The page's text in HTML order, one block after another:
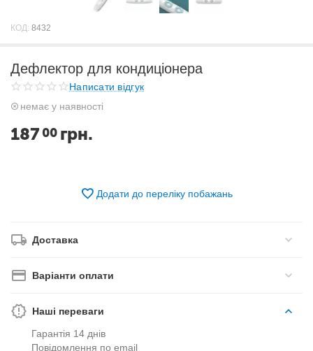
КОД: 8432
Дефлектор для кондиціонера
Написати відгук
немає у наявності
187 00 грн.
Додати до переліку побажань
Доставка
Варіанти оплати
Наші переваги
Гарантія 14 днів
Повідомлення по email